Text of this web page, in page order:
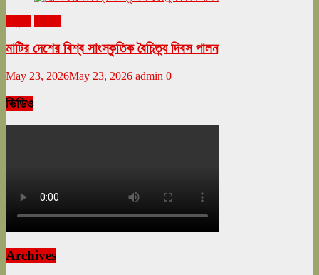
মাটির দেশের বিশ্ব সাংস্কৃতিক বৈচিত্র্য দিবস পালন
May 23, 2026May 23, 2026 admin 0
ভিডিও
Archives